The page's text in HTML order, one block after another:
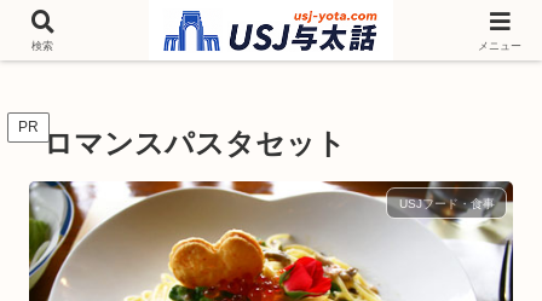
チケットやシーズンイベント ニンテンドーワールド アトラクションなどユニ
バを歩いて情報収集しています
PR ロマンスパスタセット
USJフード・食事
検索 メニュー